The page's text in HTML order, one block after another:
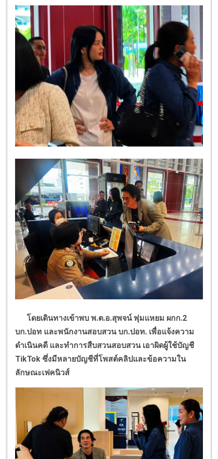
โดยเดินทางเข้าพบ พ.ต.อ.สุพจน์ พุ่มแหยม ผกก.2
บก.ปอท และพนักงานสอบสวน บก.ปอท. เพื่อแจ้งความ
ดำเนินคดี และทำการสืบสวนสอบสวน เอาผิดผู้ใช้บัญชี
TikTok ซึ่งมีหลายบัญชีที่โพสต์คลิปและข้อความใน
ลักษณะเฟคนิวส์